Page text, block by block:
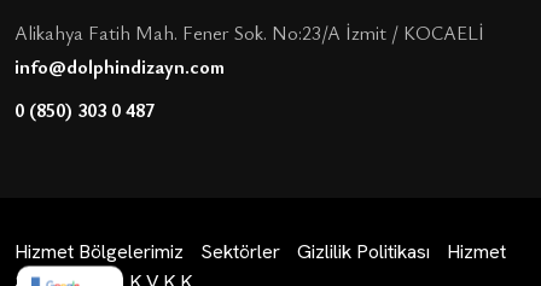
Alikahya Fatih Mah. Fener Sok. No:23/A İzmit / KOCAELİ
info@dolphindizayn.com
0 (850) 303 0 487
Hizmet Bölgelerimiz Sektörler Gizlilik Politikası
Hizmet